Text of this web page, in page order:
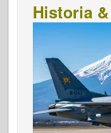
Historia